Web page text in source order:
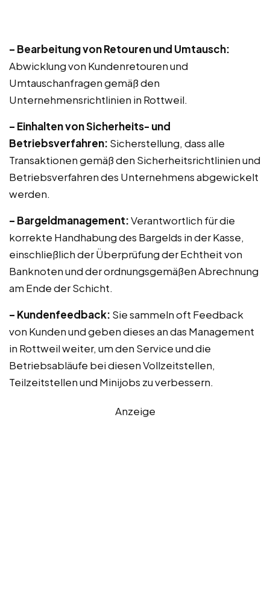
– Bearbeitung von Retouren und Umtausch:
Abwicklung von Kundenretouren und
Umtauschanfragen gemäß den
Unternehmensrichtlinien in Rottweil.
– Einhalten von Sicherheits- und
Betriebsverfahren: Sicherstellung, dass alle
Transaktionen gemäß den Sicherheitsrichtlinien und
Betriebsverfahren des Unternehmens abgewickelt
werden.
– Bargeldmanagement:Verantwortlich für die
korrekte Handhabung des Bargelds in der Kasse,
einschließlich der Überprüfung der Echtheit von
Banknoten und der ordnungsgemäßen Abrechnung
am Ende der Schicht.
– Kundenfeedback: Sie sammeln oft Feedback
von Kunden und geben dieses an das Management
in Rottweil weiter, um den Service und die
Betriebsabläufe bei diesen Vollzeitstellen,
Teilzeitstellen und Minijobs zu verbessern.
Anzeige